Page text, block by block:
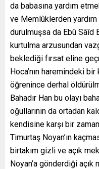
da babasına yardım
ve Memlûklerden
durulmuşsa da Ebû Sâîd
kurtulma arzusundan
beklediği fırsat eline
Hoca’nın haremindeki
öğrenince derhal
Bahadır Han bu olayı
oğullarının da ortadan
kendisine karşı bir
Timurtaş Noyan’ın
birtakım gizli ve açık
Noyan’a gönderdiği